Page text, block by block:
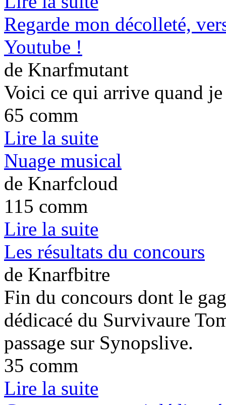
Regarde mon décolleté,
Youtube !
de Knarfmutant
Voici ce qui arrive quand je
65 comm
Lire la suite
Nuage musical
de Knarfcloud
115 comm
Lire la suite
Les résultats du concours
de Knarfbitre
Fin du concours dont le
dédicacé du Survivaure
passage sur Synopslive.
35 comm
Lire la suite